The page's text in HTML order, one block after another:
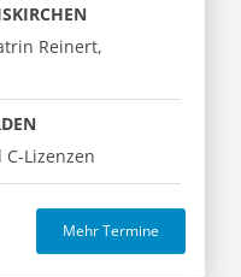
Reinert,
Lizenzen
Mehr Termine